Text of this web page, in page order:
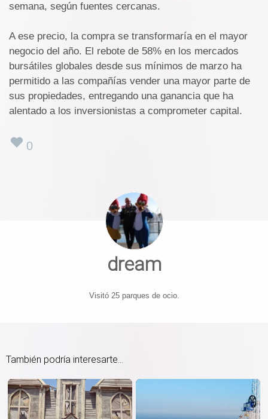
semana, según fuentes cercanas.
A ese precio, la compra se transformaría en el mayor
negocio del año. El rebote de 58% en los mercados
bursátiles globales desde sus mínimos de marzo ha
permitido a las compañías vender una mayor parte de
sus propiedades, entregando una ganancia que ha
alentado a los inversionistas a comprometer capital.
0
dream
Visitó 25 parques de ocio.
También podría interesarte...